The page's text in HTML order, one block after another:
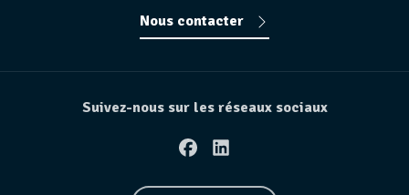
Nous contacter
Suivez-nous sur les réseaux sociaux
FacebookLinkedin